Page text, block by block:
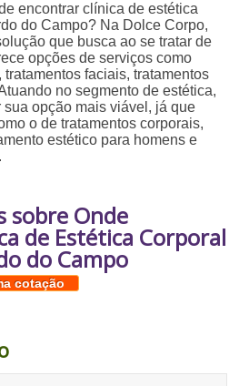
encontrar clínica de estética
do Campo? Na Dolce Corpo,
que busca ao se tratar de
opções de serviços como
faciais, tratamentos
no segmento de estética,
opção mais viável, já que
o de tratamentos corporais,
estético para homens e
sobre Onde
de Estética Corporal
do Campo
cotação